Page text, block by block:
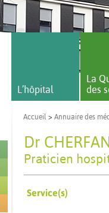
L’hôpital
La
des
Accueil > Annuaire des
Dr
Praticien
Service(s)